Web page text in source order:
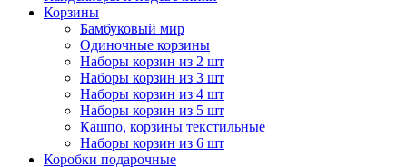
Корзины
Бамбуковый мир
Одиночные корзины
Наборы корзин из 2 шт
Наборы корзин из 3 шт
Наборы корзин из 4 шт
Наборы корзин из 5 шт
Кашпо, корзины текстильные
Наборы корзин из 6 шт
Коробки подарочные